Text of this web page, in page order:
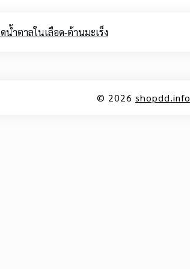
ำตาลในเลือด-ต้านมะเร็ง
© 2026 shopdd.info